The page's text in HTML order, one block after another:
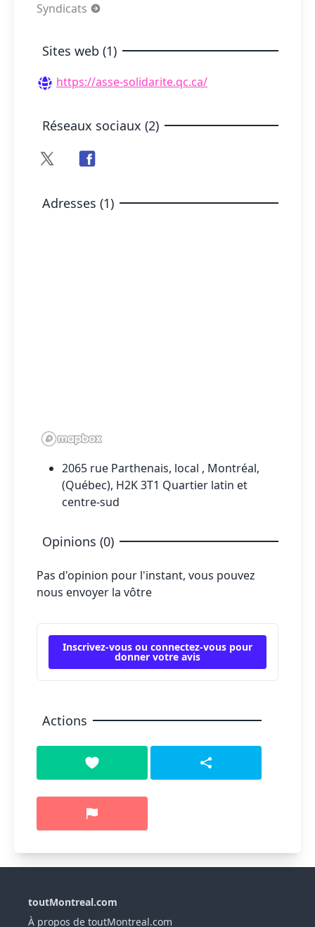
Syndicats
Sites web (1)
https://asse-solidarite.qc.ca/
Réseaux sociaux (2)
Adresses (1)
2065 rue Parthenais, local , Montréal,
(Québec), H2K 3T1 Quartier latin et
centre-sud
Opinions (0)
Pas d'opinion pour l'instant, vous pouvez
nous envoyer la vôtre
Inscrivez-vous ou connectez-vous pour
donner votre avis
Actions
toutMontreal.com
À propos de toutMontreal.com